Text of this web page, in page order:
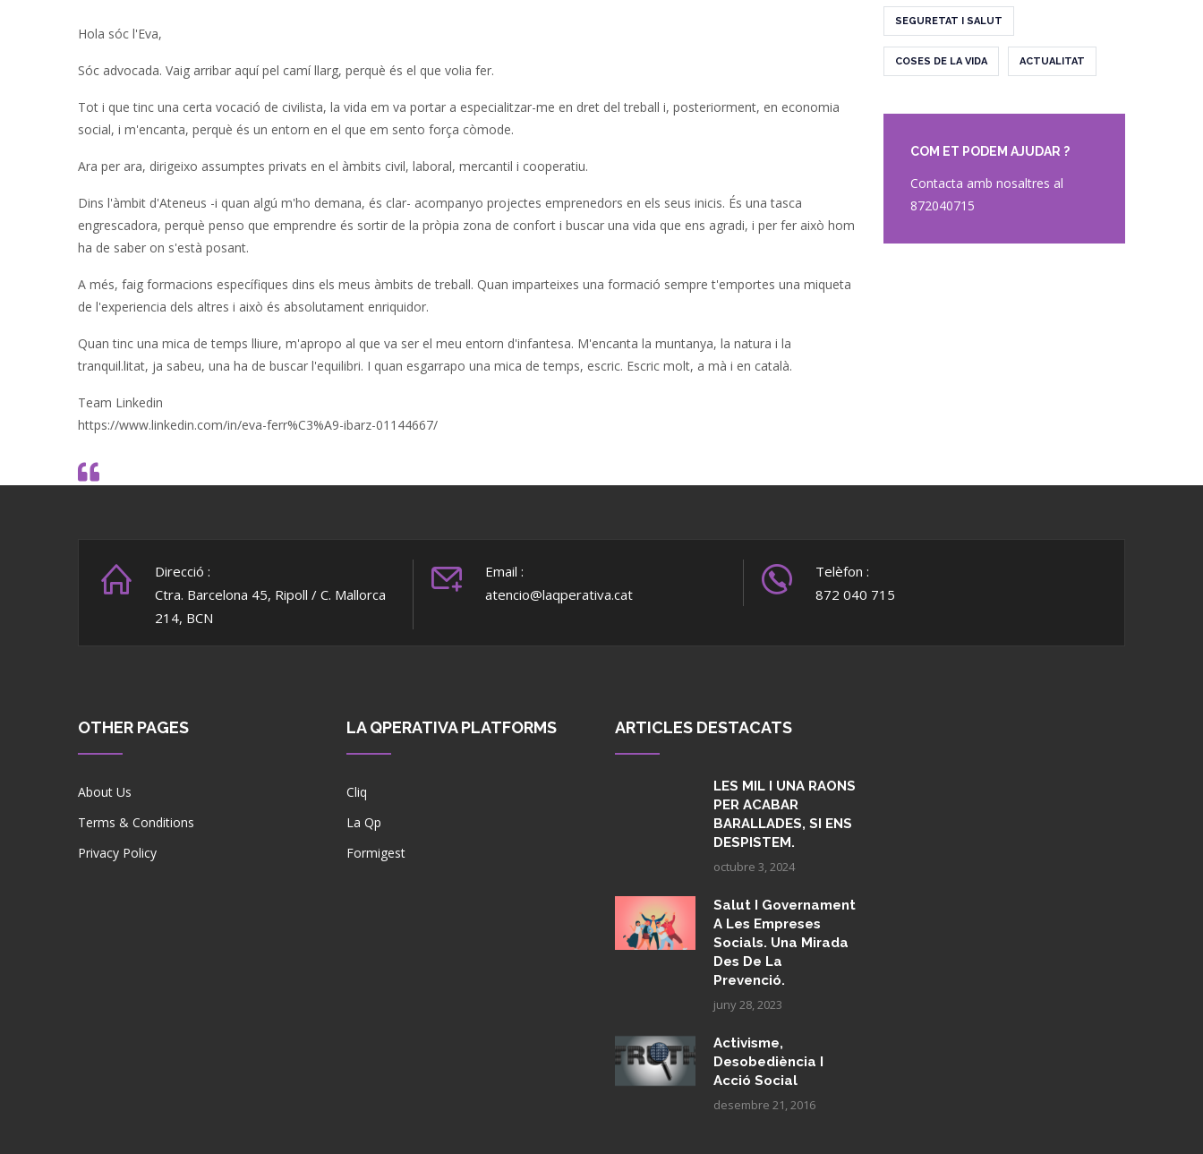
Hola sóc l'Eva,
Sóc advocada. Vaig arribar aquí pel camí llarg, perquè és el que volia fer.
Tot i que tinc una certa vocació de civilista, la vida em va portar a especialitzar-me en dret del treball i, posteriorment, en economia
social, i m'encanta, perquè és un entorn en el que em sento força còmode.
Ara per ara, dirigeixo assumptes privats en el àmbits civil, laboral, mercantil i cooperatiu.
Dins l'àmbit d'Ateneus -i quan algú m'ho demana, és clar- acompanyo projectes emprenedors en els seus inicis. És una tasca
engrescadora, perquè penso que emprendre és sortir de la pròpia zona de confort i buscar una vida que ens agradi, i per fer això hom
ha de saber on s'està posant.
A més, faig formacions específiques dins els meus àmbits de treball. Quan imparteixes una formació sempre t'emportes una miqueta
de l'experiencia dels altres i això és absolutament enriquidor.
Quan tinc una mica de temps lliure, m'apropo al que va ser el meu entorn d'infantesa. M'encanta la muntanya, la natura i la
tranquil.litat, ja sabeu, una ha de buscar l'equilibri. I quan esgarrapo una mica de temps, escric. Escric molt, a mà i en català.
Team Linkedin
https://www.linkedin.com/in/eva-ferr%C3%A9-ibarz-01144667/
SEGURETAT I SALUT
COSES DE LA VIDA ACTUALITAT
COM ET PODEM AJUDAR ?
Contacta amb nosaltres al
872040715
Direcció :
Ctra. Barcelona 45, Ripoll / C. Mallorca
214, BCN
Email :
atencio@laqperativa.cat
Telèfon :
872 040 715
OTHER PAGES
About Us
Terms & Conditions
Privacy Policy
LA QPERATIVA PLATFORMS
Cliq
La Qp
Formigest
ARTICLES DESTACATS
LES MIL I UNA RAONS
PER ACABAR
BARALLADES, SI ENS
DESPISTEM.
octubre 3, 2024
Salut I Governament
A Les Empreses
Socials. Una Mirada
Des De La
Prevenció.
juny 28, 2023
Activisme,
Desobediència I
Acció Social
desembre 21, 2016